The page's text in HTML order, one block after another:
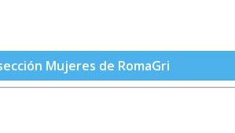
Mujeres de RomaGri